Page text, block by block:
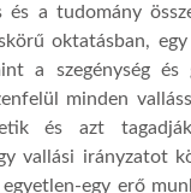
és a tudomány
oktatásban,
a szegénység és
minden
és azt
vallási irányzatot
egy erő